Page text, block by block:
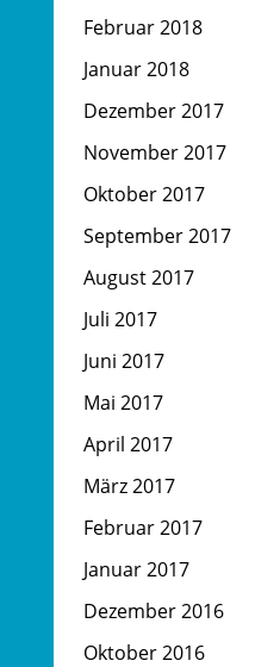
Februar 2018
Januar 2018
Dezember 2017
November 2017
Oktober 2017
September 2017
August 2017
Juli 2017
Juni 2017
Mai 2017
April 2017
März 2017
Februar 2017
Januar 2017
Dezember 2016
Oktober 2016